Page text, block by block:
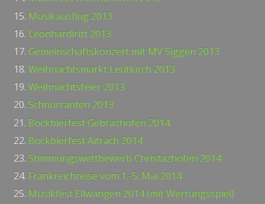
Musikausflug 2013
Leonhardiritt 2013
Gemeinschaftskonzert mit MV Siggen 2013
Weihnachtsmarkt Leutkirch 2013
Weihnachtsfeier 2013
Schnurranten 2013
Bockbierfest Gebrazhofen 2014
Bockbierfest Aitrach 2014
Stimmungswettbewerb Christazhofen 2014
Frankreichreise vom 1.-5. Mai 2014
Musikfest Ellwangen 2014 (mit Wertungsspiel)